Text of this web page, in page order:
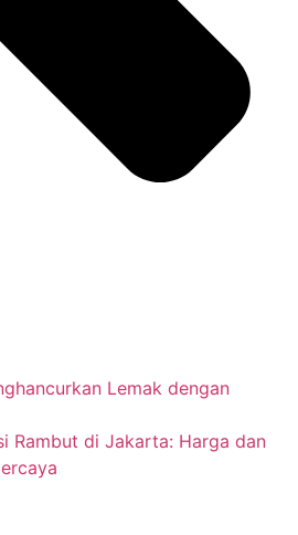
Lemak dengan
Rambut di Jakarta: Harga dan